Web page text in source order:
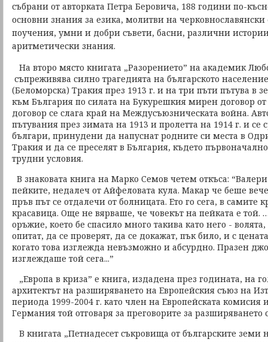
събрани от авторката Петра Беровича, 188 години по-
основни знания за езика, молитви на черковнославянски
поучения, умни и добри съвети, басни, различни
аритметически знания.
На второ място книгата „Разорението” на академик
съпреживява силно трагедията на българското
(Беломорска) Тракия през 1913 г. и на три пъти пътува в
към България по силата на Букурешкия мирен договор от
договор се слага край на Междусъюзническата война.
пътувания през зимата на 1913 и пролетта на 1914 г. и се
българи, принудени да напуснат родните си места в
Тракия и да се преселят в България, където
трудни условия.
В знаковата книга на Марко Семов четем откъса:
пейките, недалеч от Айфеловата кула. Макар че беше
пръв път се отдалечи от болницата. Ето го сега, в самите
красавица. Още не вярваше, че човекът на пейката е той.
оръжие, което бе спасило много такива като него -
опитат, да се проверят, да се докажат, пък било, и с
когато това изглежда невъзможно и абсурдно. Празен
изглеждаше той сега...”
„Европа в криза” е книга, издадена през годината, на
архитектът на разширяването на Европейския съюз на
периода 1999-2004 г. като член на Европейската комисия
Германия той отговаря за преговорите за разширяването
В книгата „Петнадесет съкровища от българските